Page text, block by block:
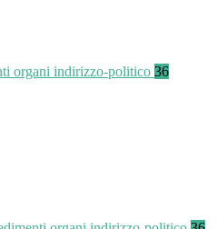
organi indirizzo-politico 36